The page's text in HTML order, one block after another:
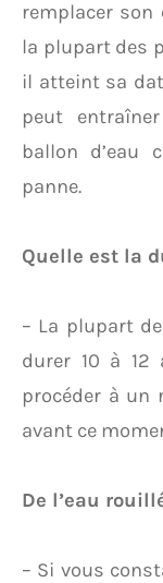
remplacer son
la plupart des
il atteint sa
peut
ballon d’eau
panne.
Quelle est la
– La plupart
durer 10 à 12
procéder à un
avant ce
De l’eau
– Si vous